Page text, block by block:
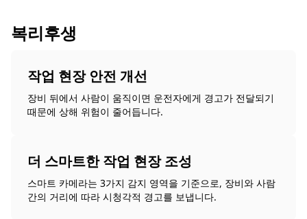
복리후생
작업 현장 안전 개선
장비 뒤에서 사람이 움직이면 운전자에게 경고가 전달되기
때문에 상해 위험이 줄어듭니다.
더 스마트한 작업 현장 조성
스마트 카메라는 3가지 감지 영역을 기준으로, 장비와 사람
간의 거리에 따라 시청각적 경고를 보냅니다.